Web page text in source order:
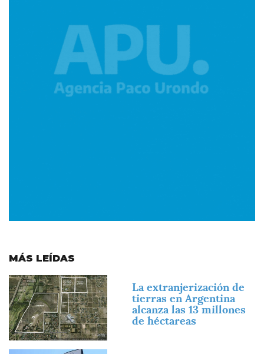
MÁS LEÍDAS
Imagen
La extranjerización de
tierras en Argentina
alcanza las 13 millones
de héctareas